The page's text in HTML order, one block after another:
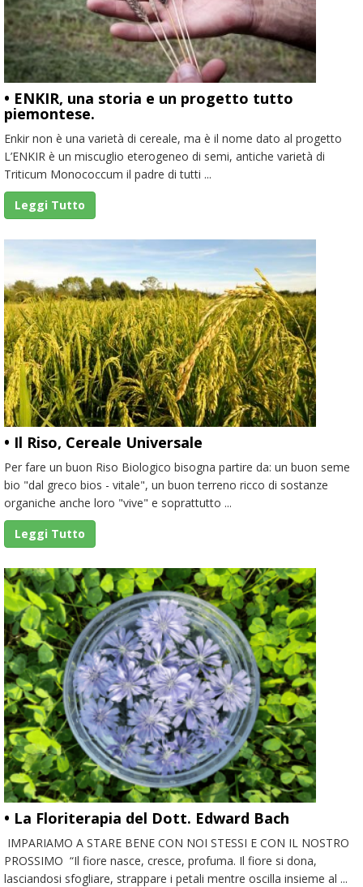
• ENKIR, una storia e un progetto tutto
piemontese.
Enkir non è una varietà di cereale, ma è il nome dato al progetto
L’ENKIR è un miscuglio eterogeneo di semi, antiche varietà di
Triticum Monococcum il padre di tutti ...
Leggi Tutto
• Il Riso, Cereale Universale
Per fare un buon Riso Biologico bisogna partire da: un buon seme
bio "dal greco bios - vitale", un buon terreno ricco di sostanze
organiche anche loro "vive" e soprattutto ...
Leggi Tutto
• La Floriterapia del Dott. Edward Bach
IMPARIAMO A STARE BENE CON NOI STESSI E CON IL NOSTRO
PROSSIMO “Il fiore nasce, cresce, profuma. Il fiore si dona,
lasciandosi sfogliare, strappare i petali mentre oscilla insieme al ...